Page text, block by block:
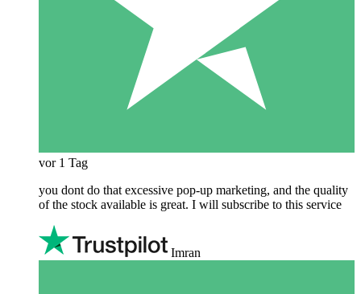
vor 1 Tag
you dont do that excessive pop-up marketing, and the quality
of the stock available is great. I will subscribe to this service
Imran